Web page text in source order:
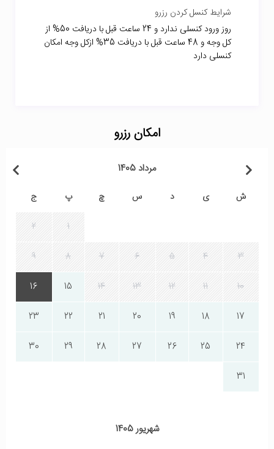
شرایط کنسل کردن رزرو
روز ورود کنسلی ندارد و 24 ساعت قبل با دریافت 50% از
کل وجه و 48 ساعت قبل با دریافت 35% ازکل وجه امکان
کنسلی دارد
امکان رزرو
مرداد 1405
ش ی د س چ پ ج
1
2
3
4
5
6
7
8
9
10
11
12
13
14
15
16
17
18
19
20
21
22
23
24
25
26
27
28
29
30
31
شهریور 1405